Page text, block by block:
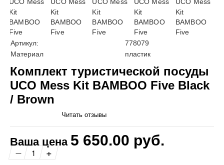
Артикул:
778079
Материал
пластик
Комплект туристической посуды
UCO Mess Kit BAMBOO Five Black
/ Brown
Читать отзывы
Ваша цена 5 650.00 руб.